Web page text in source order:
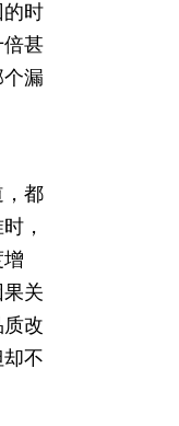
的时
倍甚
漏
，都
，
关
改
不